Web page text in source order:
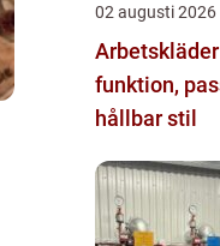
02 augusti 2026
funktion,
hållbar stil